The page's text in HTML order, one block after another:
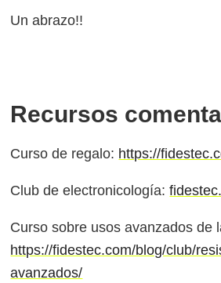
Un abrazo!!
Recursos
Curso de regalo: https://
Club de electronicología:
Curso sobre usos avanzados de
https://fidestec.com/blog/club/
avanzados/